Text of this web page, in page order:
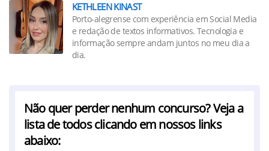
KETHLEEN KINAST
Porto-alegrense com experiência em Social Media
e redação de textos informativos. Tecnologia e
informação sempre andam juntos no meu dia a
dia.
Não quer perder nenhum concurso? Veja a
lista de todos clicando em nossos links
abaixo: